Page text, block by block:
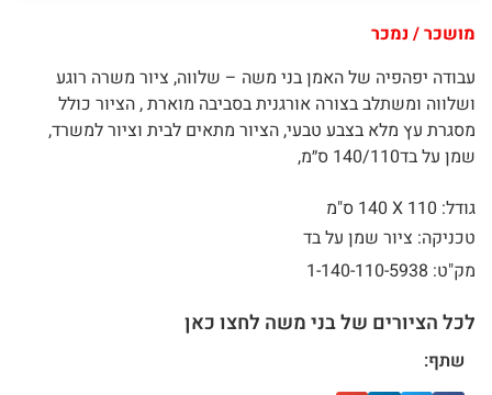
מושכר / נמכר
עבודה יפהפיה של האמן בני משה – שלווה, ציור משרה רוגע
ושלווה ומשתלב בצורה אורגנית בסביבה מוארת , הציור כולל
מסגרת עץ מלא בצבע טבעי, הציור מתאים לבית וציור למשרד,
שמן על בד140/110 ס״מ,
גודל: 110 X
140 ס"מ
טכניקה: ציור שמן על בד
מק"ט: 1-140-110-5938
לכל הציורים של בני משה לחצו כאן
שתף: